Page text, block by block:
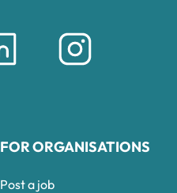
FOR ORGANISATIONS
Post a job